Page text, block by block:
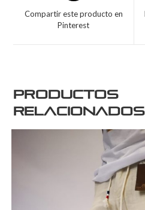
Compartir este producto en
Pinterest
Productos
relacionados